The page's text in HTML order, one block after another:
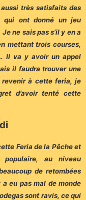
très satisfaits des
qui ont donné un jeu
ne sais pas s’il y en a
mettant trois courses,
Il va y avoir un appel
il faudra trouver une
revenir à cette feria, je
d’avoir tenté cette
Feria de la Pêche et
au niveau
de retombées
eu pas mal de monde
sont ravis, ce qui